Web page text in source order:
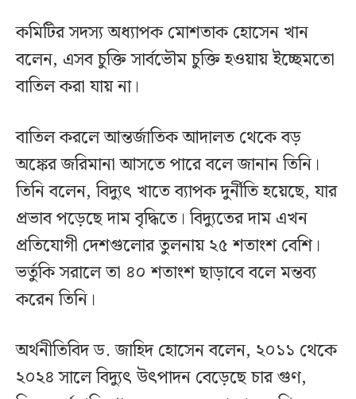
কমিটির সদস্য অধ্যাপক মোশতাক হোসেন খান
বলেন, এসব চুক্তি সার্বভৌম চুক্তি হওয়ায় ইচ্ছেমতো
বাতিল করা যায় না।
বাতিল করলে আন্তর্জাতিক আদালত থেকে বড়
অঙ্কের জরিমানা আসতে পারে বলে জানান তিনি।
তিনি বলেন, বিদ্যুৎ খাতে ব্যাপক দুর্নীতি হয়েছে, যার
প্রভাব পড়েছে দাম বৃদ্ধিতে। বিদ্যুতের দাম এখন
প্রতিযোগী দেশগুলোর তুলনায় ২৫ শতাংশ বেশি।
ভর্তুকি সরালে তা ৪০ শতাংশ ছাড়াবে বলে মন্তব্য
করেন তিনি।
অর্থনীতিবিদ ড. জাহিদ হোসেন বলেন, ২০১১ থেকে
২০২৪ সালে বিদ্যুৎ উৎপাদন বেড়েছে চার গুণ,